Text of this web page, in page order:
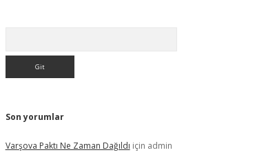
Son yorumlar
Varşova Paktı Ne Zaman Dağıldı için admin